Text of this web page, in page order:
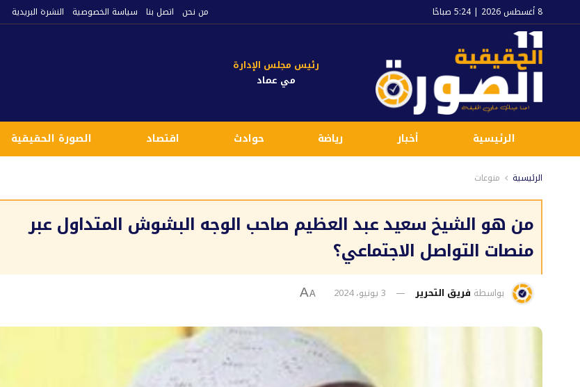
8 أغسطس 2026 | 5:24 صباحًا من نحن اتصل بنا سياسة الخصوصية النشرة البريدية
رئيس مجلس الإدارة
مي عماد
الرئيسية أخبار رياضة حوادث اقتصاد الصورة الحقيقية
الرئيسية منوعات
من هو الشيخ سعيد عبد العظيم صاحب الوجه البشوش المتداول عبر
منصات التواصل الاجتماعي؟
بواسطة فريق التحرير 3 يونيو، 2024 A
A